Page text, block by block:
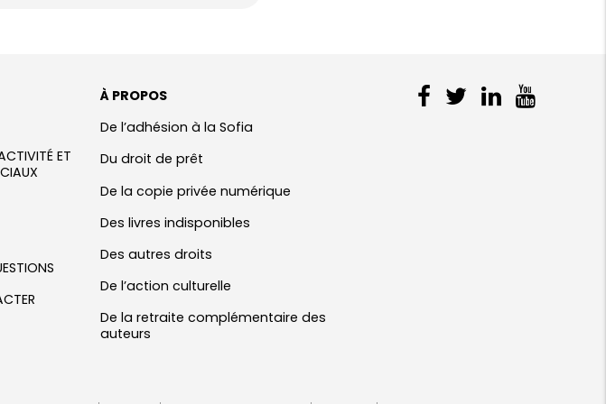
ET
À PROPOS
De l’adhésion à la Sofia
Du droit de prêt
De la copie privée numérique
Des livres indisponibles
Des autres droits
De l’action culturelle
De la retraite complémentaire des
auteurs